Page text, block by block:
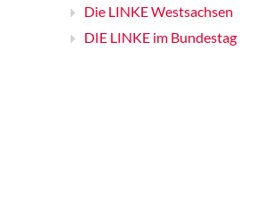
Die LINKE Westsachsen
DIE LINKE im Bundestag